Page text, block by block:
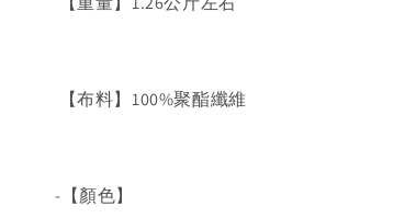
【布料】100%聚酯纖維
-【顏色】